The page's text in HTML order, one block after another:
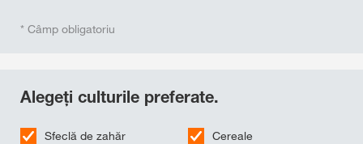
* Câmp obligatoriu
Alegeți culturile preferate.
Sfeclă de zahăr
Cereale